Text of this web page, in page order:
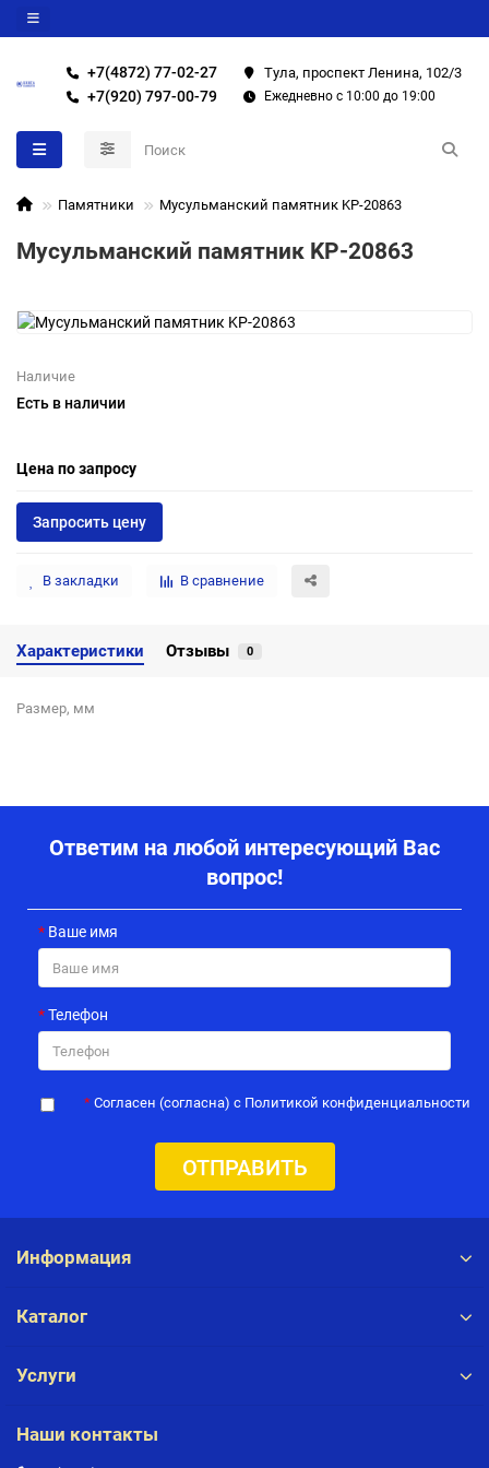
+7(4872) 77-02-27
+7(920) 797-00-79
Тула, проспект Ленина, 102/3
Ежедневно с 10:00 до 19:00
Памятники Мусульманский памятник KP-20863
Мусульманский памятник KP-20863
Наличие
Есть в наличии
Цена по запросу
Запросить цену
В закладки В сравнение
Характеристики Отзывы 0
Размер, мм
Ответим на любой интересующий Вас
вопрос!
Ваше имя
Телефон
Согласен (согласна) с Политикой конфиденциальности
ОТПРАВИТЬ
Информация
Каталог
Услуги
Наши контакты